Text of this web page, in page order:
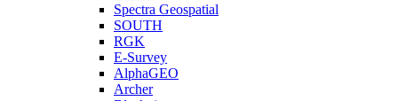
Spectra Geospatial
SOUTH
RGK
E-Survey
AlphaGEO
Archer